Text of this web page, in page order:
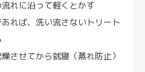
れに沿って軽くとかす
れば、洗い流さないトリート
させてから就寝（蒸れ防止）